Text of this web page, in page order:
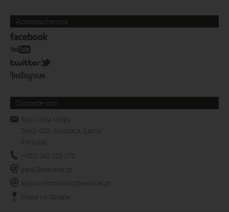
Acompanhe-nos
Contacte-nos
Rua Costa Veiga
2460-028, Alcobaça, Leiria
Portugal
(+351) 262 505 170
geral@aecister.pt
apoio.informatico@aecister.pt
Mapa no Google